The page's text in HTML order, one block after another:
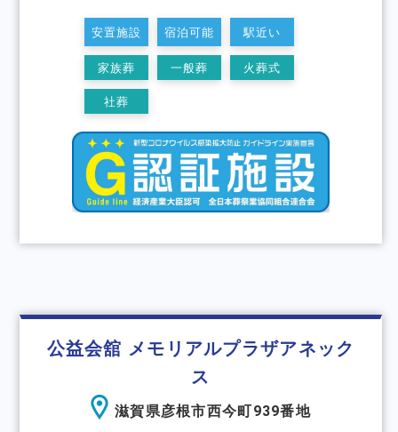
安置施設 宿泊可能 駅近い
家族葬 一般葬 火葬式
社葬
公益会舘 メモリアルプラザアネック
ス
滋賀県彦根市西今町939番地